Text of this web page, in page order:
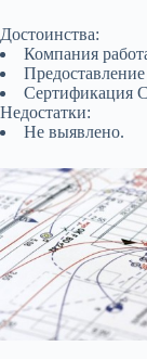
Достоинства:
Компания
Сертификация
Недостатки:
Не выявлено.